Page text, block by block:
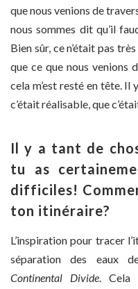
que nous venions de
nous sommes dit qu’il
Bien sûr, ce n’était pas
que ce que nous venions
cela m’est resté en tête. Il
c’était réalisable, que
Il y a tant de
tu as
difficiles!
ton itinéraire?
L’inspiration pour tracer
séparation des eaux
Continental Divide. Cela